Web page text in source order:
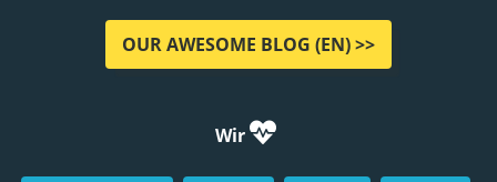
OUR AWESOME BLOG (EN) >>
Wir